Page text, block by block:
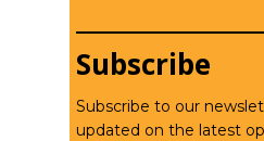
Subscribe
Subscribe to our
updated on the latest